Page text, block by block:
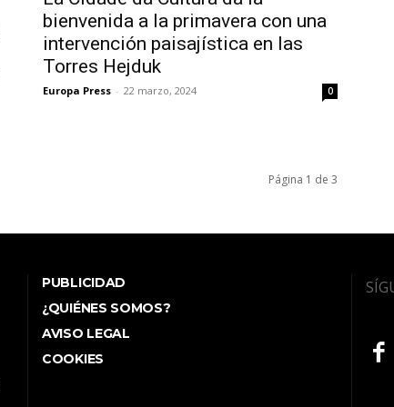
bienvenida a la primavera con una
intervención paisajística en las
Torres Hejduk
Europa Press - 22 marzo, 2024 0
Página 1 de 3
PUBLICIDAD
¿QUIÉNES SOMOS?
AVISO LEGAL
COOKIES